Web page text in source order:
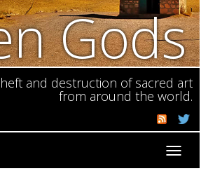
Gods
and destruction of sacred art
from around the world.